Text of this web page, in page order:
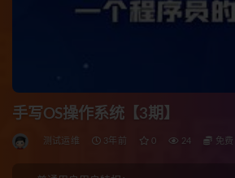
手写OS操作系统【3期】
测试运维 3年前 0 24 免费